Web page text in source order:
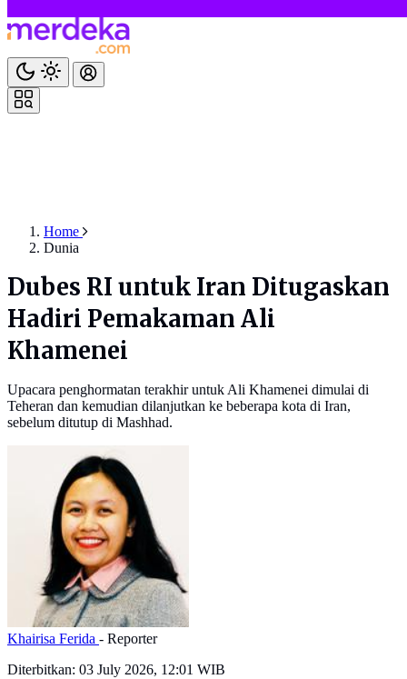
Home
Dunia
Dubes RI untuk Iran Ditugaskan
Hadiri Pemakaman Ali
Khamenei
Upacara penghormatan terakhir untuk Ali Khamenei dimulai di
Teheran dan kemudian dilanjutkan ke beberapa kota di Iran,
sebelum ditutup di Mashhad.
Khairisa Ferida - Reporter
Diterbitkan: 03 July 2026, 12:01 WIB